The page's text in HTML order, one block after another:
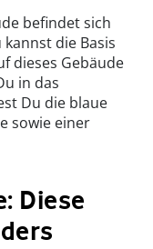
befindet sich
die Basis
dieses Gebäude
in das
Du die blaue
sowie einer
Diese